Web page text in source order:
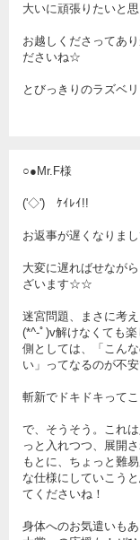
大いに頑張りたいと
お越しくださってあ
ださいね☆
とびっきりのラズベ
○●Mr.F様
('◇')ゞｹｲﾚｲ!!
お返事が遅くなりま
大変に遅ればせなが
ざいます☆☆
迷宮問題、まさに考
(*^-ﾟ)v解けなくても
側としては、「こん
い」ってなるのが不
斬新でドキドキって
で、そうそう。これ
っと入れつつ、展開
もとに、ちょっと難
な仕様にしていこう
てくださいね！
身体へのお気遣いも